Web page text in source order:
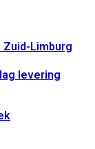
Limburg
levering